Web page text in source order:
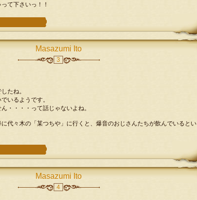
て下さいっ！！
Masazumi Ito
3
たね。
いるようです。
・・・・って話じゃないよね。
代々木の「某つちや」に行くと、爆音のおじさんたちが飲んでいるとい
Masazumi Ito
4